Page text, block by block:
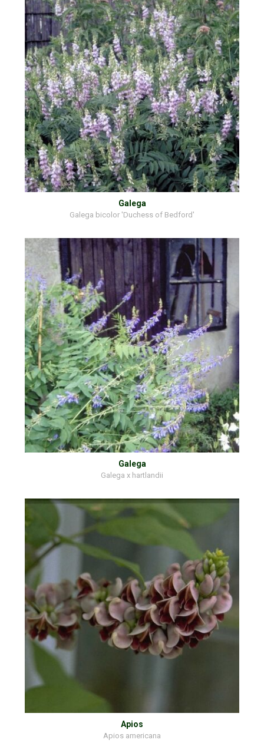
Galega
Galega bicolor 'Duchess of Bedford'
Galega
Galega x hartlandii
Apios
Apios americana